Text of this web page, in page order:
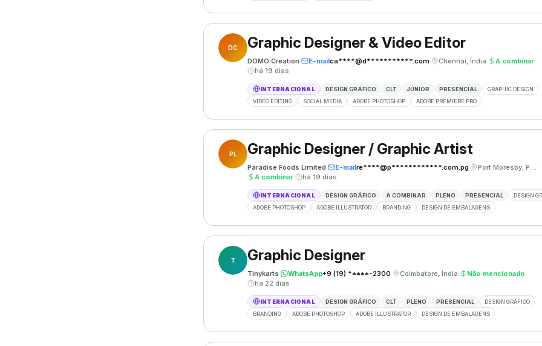
DC Graphic Designer & Video Editor
DOMO Creation· E-mailca****@d***********.com· Chennai, Índia· A combinar·
há 19 dias
INTERNACIONAL DESIGN GRÁFICO CLT JÚNIOR PRESENCIAL
GRAPHIC DESIGN
VIDEO EDITING
SOCIAL MEDIA ADOBE PHOTOSHOP ADOBE PREMIERE PRO
PL Graphic Designer / Graphic Artist
Paradise Foods Limited· E-mailre****@p************.com.pg· Port Moresby, Papua Nova Guiné ·
A combinar· há 19 dias
INTERNACIONAL DESIGN GRÁFICO A COMBINAR PLENO PRESENCIAL
DESIGN
ADOBE PHOTOSHOP
ADOBE ILLUSTRATOR BRANDING DESIGN DE EMBALAGENS
T Graphic Designer
Tinykarts· WhatsApp+9 (19) *****-2300· Coimbatore, Índia· Não mencionado·
há 22 dias
INTERNACIONAL DESIGN GRÁFICO CLT PLENO PRESENCIAL
DESIGN GRÁFICO
BRANDING
ADOBE PHOTOSHOP ADOBE ILLUSTRATOR DESIGN DE EMBALAGENS